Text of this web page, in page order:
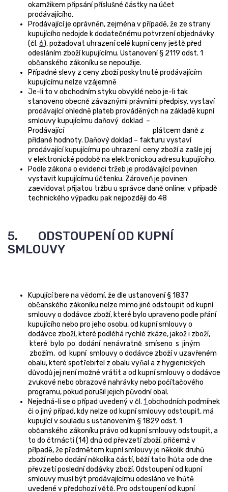
okamžikem připsání příslušné částky na účet
prodávajícího.
Prodávající je oprávněn, zejména v případě, že ze strany
kupujícího nedojde k dodatečnému potvrzení objednávky
(čl. 6), požadovat uhrazení celé kupní ceny ještě před
odesláním zboží kupujícímu. Ustanovení § 2119 odst. 1
občanského zákoníku se nepoužije.
Případné slevy z ceny zboží poskytnuté prodávajícím
kupujícímu nelze vzájemně
Je-li to v obchodním styku obvyklé nebo je-li tak
stanoveno obecně závaznými právními předpisy, vystaví
prodávající ohledně plateb prováděných na základě kupní
smlouvy kupujícímu daňový doklad –
Prodávající plátcem daně z
přidané hodnoty. Daňový doklad – fakturu vystaví
prodávající kupujícímu po uhrazení ceny zboží a zašle jej
v elektronické podobě na elektronickou adresu kupujícího.
Podle zákona o evidenci tržeb je prodávající povinen
vystavit kupujícímu účtenku. Zároveň je povinen
zaevidovat přijatou tržbu u správce daně online; v případě
technického výpadku pak nejpozději do 48
5. ODSTOUPENÍ OD KUPNÍ
SMLOUVY
Kupující bere na vědomí, že dle ustanovení § 1837
občanského zákoníku nelze mimo jiné odstoupit od kupní
smlouvy o dodávce zboží, které bylo upraveno podle přání
kupujícího nebo pro jeho osobu, od kupní smlouvy o
dodávce zboží, které podléhá rychlé zkáze, jakož i zboží,
které bylo po dodání nenávratně smíseno s jiným
zbožím, od kupní smlouvy o dodávce zboží v uzavřeném
obalu, které spotřebitel z obalu vyňal a z hygienických
důvodů jej není možné vrátit a od kupní smlouvy o dodávce
zvukové nebo obrazové nahrávky nebo počítačového
programu, pokud porušil jejich původní obal.
Nejedná-li se o případ uvedený v čl. 1 obchodních podmínek
či o jiný případ, kdy nelze od kupní smlouvy odstoupit, má
kupující v souladu s ustanovením § 1829 odst. 1
občanského zákoníku právo od kupní smlouvy odstoupit, a
to do čtrnácti (14) dnů od převzetí zboží, přičemž v
případě, že předmětem kupní smlouvy je několik druhů
zboží nebo dodání několika částí, běží tato lhůta ode dne
převzetí poslední dodávky zboží. Odstoupení od kupní
smlouvy musí být prodávajícímu odesláno ve lhůtě
uvedené v předchozí větě. Pro odstoupení od kupní